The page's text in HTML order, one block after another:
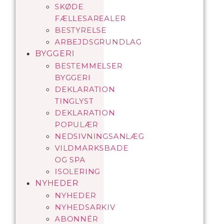
SKØDE
FÆLLESAREALER
BESTYRELSE
ARBEJDSGRUNDLAG
BYGGERI
BESTEMMELSER
BYGGERI
DEKLARATION
TINGLYST
DEKLARATION
POPULÆR
NEDSIVNINGSANLÆG
VILDMARKSBADE
OG SPA
ISOLERING
NYHEDER
NYHEDER
NYHEDSARKIV
ABONNÉR